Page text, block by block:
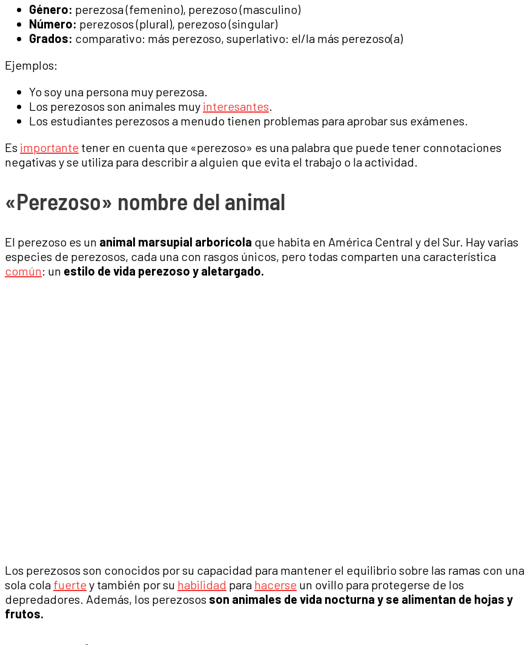
Género: perezosa (femenino), perezoso (masculino)
Número: perezosos (plural), perezoso (singular)
Grados: comparativo: más perezoso, superlativo: el/la más perezoso(a)
Ejemplos:
Yo soy una persona muy perezosa.
Los perezosos son animales muy interesantes.
Los estudiantes perezosos a menudo tienen problemas para aprobar sus exámenes.
Es importante tener en cuenta que «perezoso» es una palabra que puede tener connotaciones
negativas y se utiliza para describir a alguien que evita el trabajo o la actividad.
«Perezoso» nombre del animal
El perezoso es un animal marsupial arborícola que habita en América Central y del Sur. Hay varias
especies de perezosos, cada una con rasgos únicos, pero todas comparten una característica
común: un estilo de vida perezoso y aletargado.
Los perezosos son conocidos por su capacidad para mantener el equilibrio sobre las ramas con una
sola cola fuerte y también por su habilidad para hacerse un ovillo para protegerse de los
depredadores. Además, los perezosos son animales de vida nocturna y se alimentan de hojas y
frutos.